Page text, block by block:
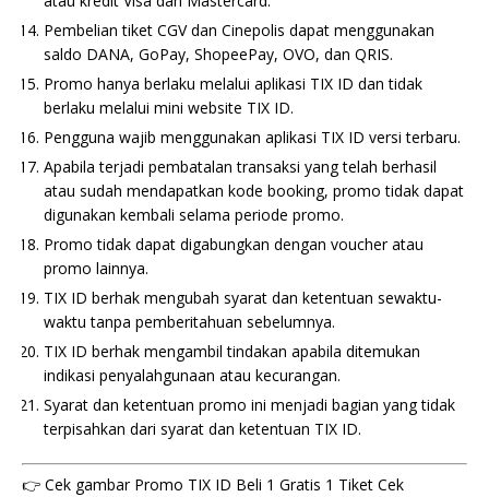
Pembelian tiket CGV dan Cinepolis dapat menggunakan
saldo DANA, GoPay, ShopeePay, OVO, dan QRIS.
Promo hanya berlaku melalui aplikasi TIX ID dan tidak
berlaku melalui mini website TIX ID.
Pengguna wajib menggunakan aplikasi TIX ID versi terbaru.
Apabila terjadi pembatalan transaksi yang telah berhasil
atau sudah mendapatkan kode booking, promo tidak dapat
digunakan kembali selama periode promo.
Promo tidak dapat digabungkan dengan voucher atau
promo lainnya.
TIX ID berhak mengubah syarat dan ketentuan sewaktu-
waktu tanpa pemberitahuan sebelumnya.
TIX ID berhak mengambil tindakan apabila ditemukan
indikasi penyalahgunaan atau kecurangan.
Syarat dan ketentuan promo ini menjadi bagian yang tidak
terpisahkan dari syarat dan ketentuan TIX ID.
👉 Cek gambar Promo TIX ID Beli 1 Gratis 1 Tiket Cek